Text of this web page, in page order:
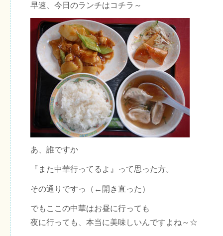
早速、今日のランチはコチラ～
あ、誰ですか
『また中華行ってるよ』って思った方。
その通りですっ（←開き直った）
でもここの中華はお昼に行っても
夜に行っても、本当に美味しいんですよね～☆